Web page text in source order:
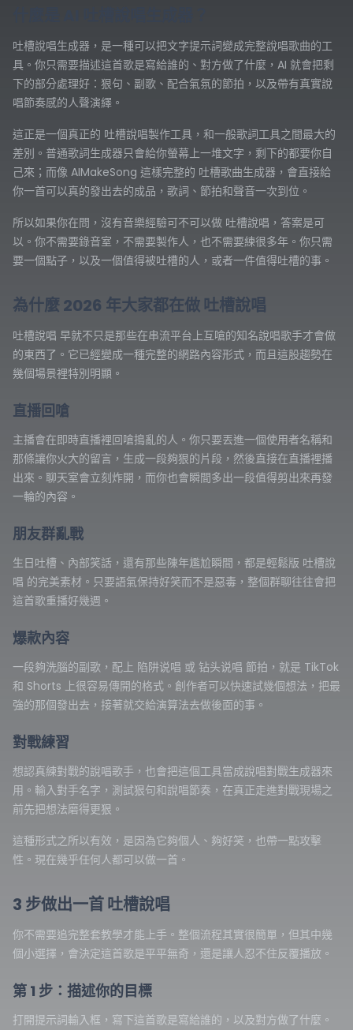
吐槽說唱生成器，是一種可以把文字提示詞變成完整說唱歌曲的工
具。你只需要描述這首歌是寫給誰的、對方做了什麼，AI 就會把剩
下的部分處理好：狠句、副歌、配合氣氛的節拍，以及帶有真實說
唱節奏感的人聲演繹。
這正是一個真正的 吐槽說唱製作工具，和一般歌詞工具之間最大的
差別。普通歌詞生成器只會給你螢幕上一堆文字，剩下的都要你自
己來；而像 AIMakeSong 這樣完整的 吐槽歌曲生成器，會直接給
你一首可以真的發出去的成品，歌詞、節拍和聲音一次到位。
所以如果你在問，沒有音樂經驗可不可以做 吐槽說唱，答案是可
以。你不需要錄音室，不需要製作人，也不需要練很多年。你只需
要一個點子，以及一個值得被吐槽的人，或者一件值得吐槽的事。
為什麼 2026 年大家都在做 吐槽說唱
吐槽說唱 早就不只是那些在串流平台上互嗆的知名說唱歌手才會做
的東西了。它已經變成一種完整的網路內容形式，而且這股趨勢在
幾個場景裡特別明顯。
直播回嗆
主播會在即時直播裡回嗆搗亂的人。你只要丟進一個使用者名稱和
那條讓你火大的留言，生成一段夠狠的片段，然後直接在直播裡播
出來。聊天室會立刻炸開，而你也會瞬間多出一段值得剪出來再發
一輪的內容。
朋友群亂戰
生日吐槽、內部笑話，還有那些陳年尷尬瞬間，都是輕鬆版 吐槽說
唱 的完美素材。只要語氣保持好笑而不是惡毒，整個群聊往往會把
這首歌重播好幾週。
爆款內容
一段夠洗腦的副歌，配上 陷阱说唱 或 钻头说唱 節拍，就是 TikTok
和 Shorts 上很容易傳開的格式。創作者可以快速試幾個想法，把最
強的那個發出去，接著就交給演算法去做後面的事。
對戰練習
想認真練對戰的說唱歌手，也會把這個工具當成說唱對戰生成器來
用。輸入對手名字，測試狠句和說唱節奏，在真正走進對戰現場之
前先把想法磨得更狠。
這種形式之所以有效，是因為它夠個人、夠好笑，也帶一點攻擊
性。現在幾乎任何人都可以做一首。
3 步做出一首 吐槽說唱
你不需要追完整套教學才能上手。整個流程其實很簡單，但其中幾
個小選擇，會決定這首歌是平平無奇，還是讓人忍不住反覆播放。
第 1 步：描述你的目標
打開提示詞輸入框，寫下這首歌是寫給誰的，以及對方做了什麼。